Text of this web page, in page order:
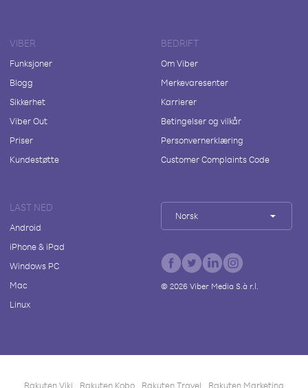
VIBER
Funksjoner
Blogg
Sikkerhet
Viber Out
Priser
Kundestøtte
BEDRIFT
Om Viber
Merkevaresenter
Karrierer
Betingelser og vilkår
Personvernerklæring
Customer Complaints Code
LAST NED
Android
iPhone & iPad
Windows PC
Mac
Linux
Norsk
© 2026Viber Media S.à r.l.
Rakuten Viki Rakuten Kobo Rakuten Travel Rakuten Marketing